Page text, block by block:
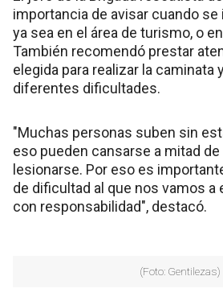
importancia de avisar cuando se
ya sea en el área de turismo, o
También recomendó prestar
elegida para realizar la caminata
diferentes dificultades.
"Muchas personas suben sin
eso pueden cansarse a mitad
lesionarse. Por eso es
de dificultad al que nos vamos a
con responsabilidad", destacó.
(Foto: Gentilezas)